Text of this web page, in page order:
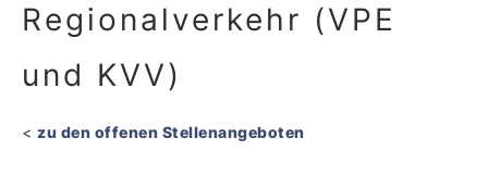
Regionalverkehr (VPE
und KVV)
< zu den offenen Stellenangeboten